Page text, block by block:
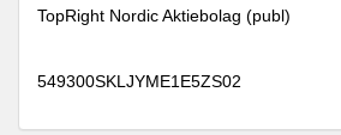
TopRight Nordic Aktiebolag (publ)
549300SKLJYME1E5ZS02